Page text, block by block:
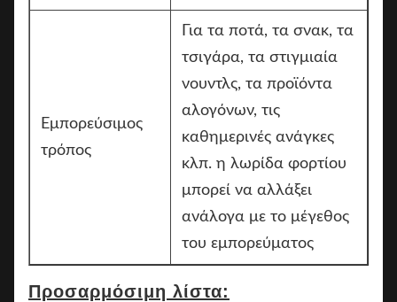
Εμπορεύσιμος
τρόπος
Για τα ποτά, τα σνακ, τα
τσιγάρα, τα στιγμιαία
νουντλς, τα προϊόντα
αλογόνων, τις
καθημερινές ανάγκες
κλπ. η λωρίδα φορτίου
μπορεί να αλλάξει
ανάλογα με το μέγεθος
του εμπορεύματος
Προσαρμόσιμη λίστα: